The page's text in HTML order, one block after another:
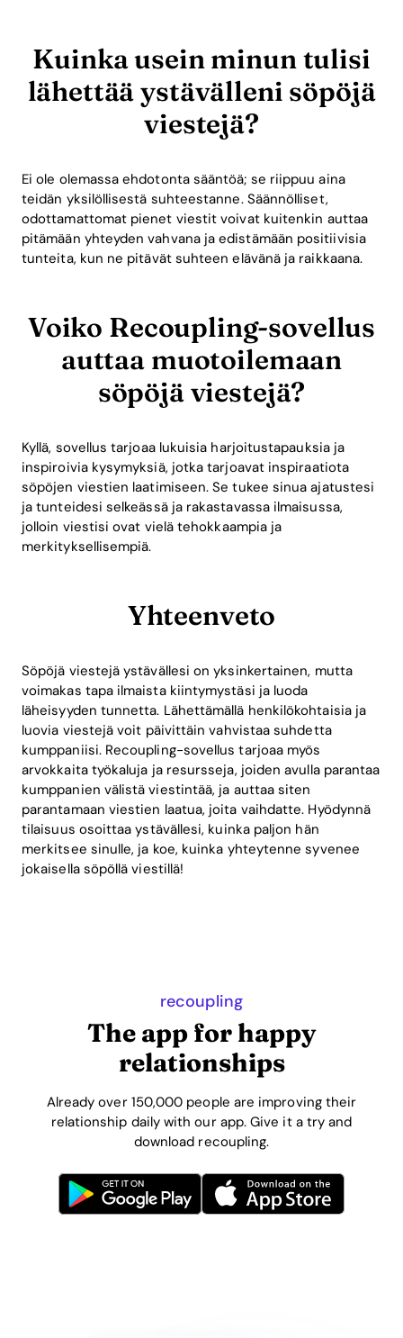
Kuinka usein minun tulisi
lähettää ystävälleni söpöjä
viestejä?
Ei ole olemassa ehdotonta sääntöä; se riippuu aina
teidän yksilöllisestä suhteestanne. Säännölliset,
odottamattomat pienet viestit voivat kuitenkin auttaa
pitämään yhteyden vahvana ja edistämään positiivisia
tunteita, kun ne pitävät suhteen elävänä ja raikkaana.
Voiko Recoupling-sovellus
auttaa muotoilemaan
söpöjä viestejä?
Kyllä, sovellus tarjoaa lukuisia harjoitustapauksia ja
inspiroivia kysymyksiä, jotka tarjoavat inspiraatiota
söpöjen viestien laatimiseen. Se tukee sinua ajatustesi
ja tunteidesi selkeässä ja rakastavassa ilmaisussa,
jolloin viestisi ovat vielä tehokkaampia ja
merkityksellisempiä.
Yhteenveto
Söpöjä viestejä ystävällesi on yksinkertainen, mutta
voimakas tapa ilmaista kiintymystäsi ja luoda
läheisyyden tunnetta. Lähettämällä henkilökohtaisia ja
luovia viestejä voit päivittäin vahvistaa suhdetta
kumppaniisi. Recoupling-sovellus tarjoaa myös
arvokkaita työkaluja ja resursseja, joiden avulla parantaa
kumppanien välistä viestintää, ja auttaa siten
parantamaan viestien laatua, joita vaihdatte. Hyödynnä
tilaisuus osoittaa ystävällesi, kuinka paljon hän
merkitsee sinulle, ja koe, kuinka yhteytenne syvenee
jokaisella söpöllä viestillä!
recoupling
The app for happy
relationships
Already over 150,000 people are improving their
relationship daily with our app. Give it a try and
download recoupling.